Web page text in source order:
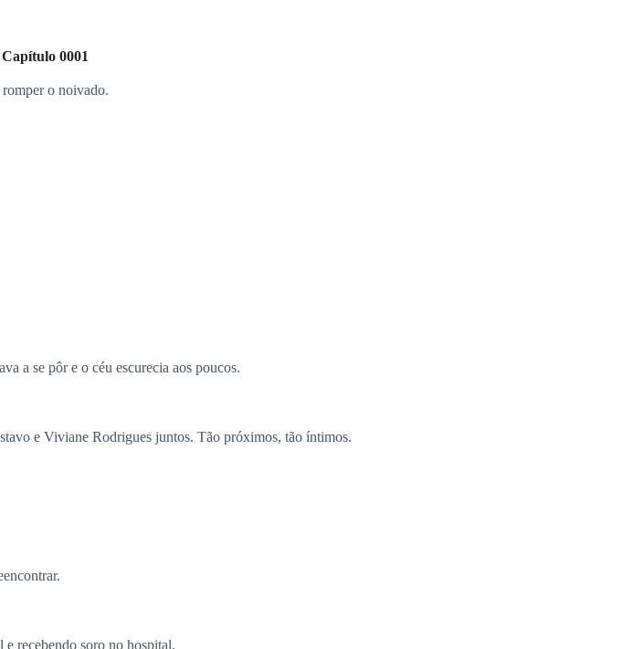
Capítulo 0001
o noivado.
a se pôr e o céu escurecia aos poucos.
e Viviane Rodrigues juntos. Tão próximos, tão íntimos.
e recebendo soro no hospital.